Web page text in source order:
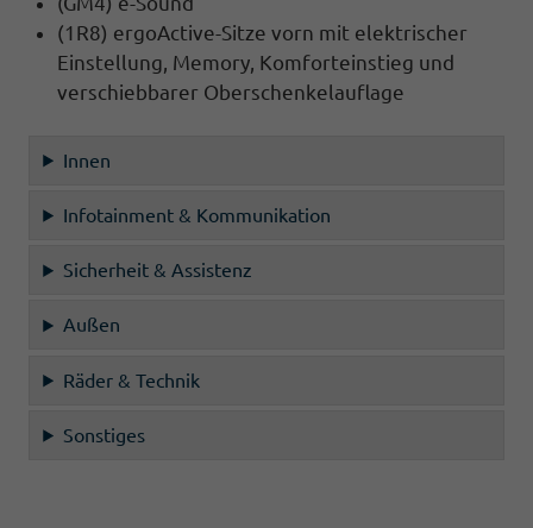
(1R8) ergoActive-Sitze vorn mit elektrischer
Einstellung, Memory, Komforteinstieg und
verschiebbarer Oberschenkelauflage
Innen
Infotainment & Kommunikation
Sicherheit & Assistenz
Außen
Räder & Technik
Sonstiges